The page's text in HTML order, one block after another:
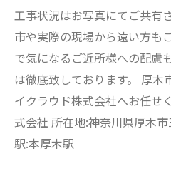
工事状況はお写真にてご共有
市や実際の現場から遠い方も
で気になるご近所様への配慮
は徹底致しております。 厚木
イクラウド株式会社へお任せ
式会社 所在地:神奈川県厚木
駅:本厚木駅